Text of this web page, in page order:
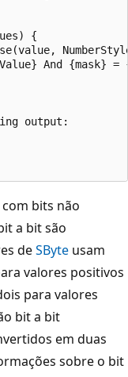
{
And {mask} =
output:
bits não
a bit são
deSByte usam
valores positivos
para valores
bit a bit
em duas
sobre o bit